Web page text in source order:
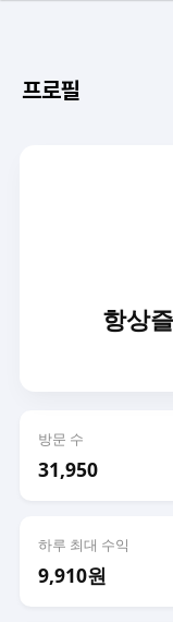
프로필
항상
방문 수
31,950
하루 최대 수익
9,910원